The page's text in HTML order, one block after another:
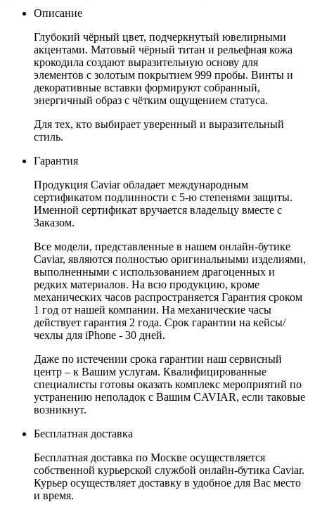
Описание
Глубокий чёрный цвет, подчеркнутый ювелирными
акцентами. Матовый чёрный титан и рельефная кожа
крокодила создают выразительную основу для
элементов с золотым покрытием 999 пробы. Винты и
декоративные вставки формируют собранный,
энергичный образ с чётким ощущением статуса.
Для тех, кто выбирает уверенный и выразительный
стиль.
Гарантия
Продукция Caviar обладает международным
сертификатом подлинности с 5-ю степенями защиты.
Именной сертификат вручается владельцу вместе с
Заказом.
Все модели, представленные в нашем онлайн-бутике
Caviar, являются полностью оригинальными изделиями,
выполненными с использованием драгоценных и
редких материалов. На всю продукцию, кроме
механических часов распространяется Гарантия сроком
1 год от нашей компании. На механические часы
действует гарантия 2 года. Срок гарантии на кейсы/
чехлы для iPhone - 30 дней.
Даже по истечении срока гарантии наш сервисный
центр – к Вашим услугам. Квалифицированные
специалисты готовы оказать комплекс мероприятий по
устранению неполадок с Вашим CAVIAR, если таковые
возникнут.
Бесплатная доставка
Бесплатная доставка по Москве осуществляется
собственной курьерской службой онлайн-бутика Caviar.
Курьер осуществляет доставку в удобное для Вас место
и время.